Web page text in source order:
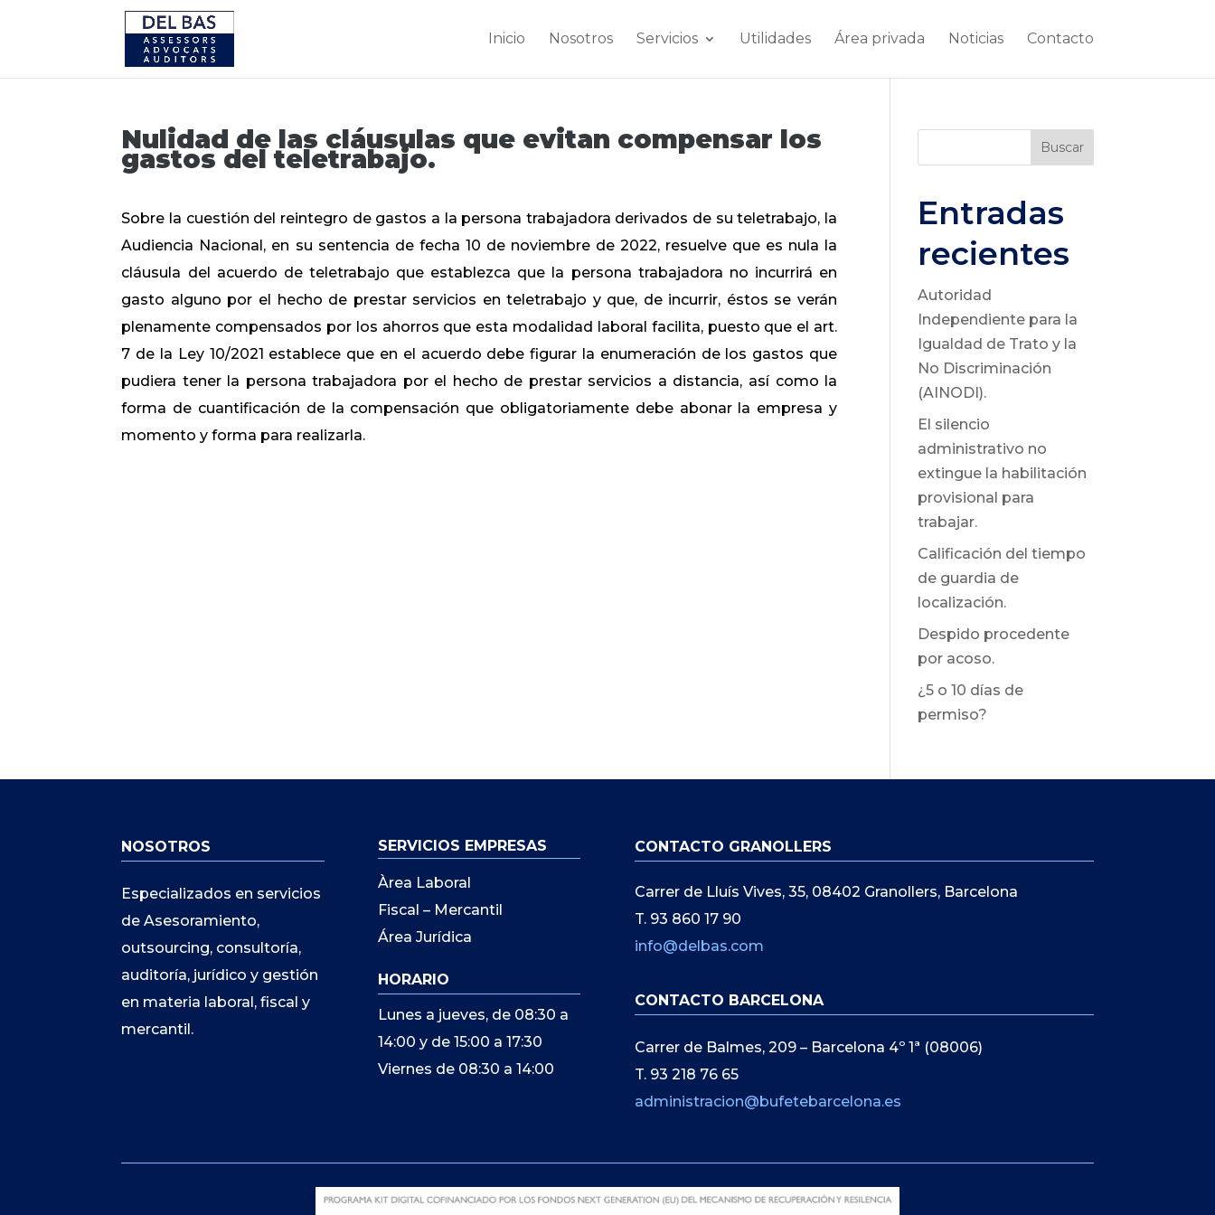
Inicio Nosotros Servicios Utilidades Área privada Noticias Contacto
Nulidad de las cláusulas que evitan compensar los
gastos del teletrabajo.
Sobre la cuestión del reintegro de gastos a la persona trabajadora derivados de su teletrabajo, la
Audiencia Nacional, en su sentencia de fecha 10 de noviembre de 2022, resuelve que es nula la
cláusula del acuerdo de teletrabajo que establezca que la persona trabajadora no incurrirá en
gasto alguno por el hecho de prestar servicios en teletrabajo y que, de incurrir, éstos se verán
plenamente compensados por los ahorros que esta modalidad laboral facilita, puesto que el art.
7 de la Ley 10/2021 establece que en el acuerdo debe figurar la enumeración de los gastos que
pudiera tener la persona trabajadora por el hecho de prestar servicios a distancia, así como la
forma de cuantificación de la compensación que obligatoriamente debe abonar la empresa y
momento y forma para realizarla.
Buscar
Entradas
recientes
Autoridad
Independiente para la
Igualdad de Trato y la
No Discriminación
(AINODI).
El silencio
administrativo no
extingue la habilitación
provisional para
trabajar.
Calificación del tiempo
de guardia de
localización.
Despido procedente
por acoso.
¿5 o 10 días de
permiso?
NOSOTROS
Especializados en servicios
de Asesoramiento,
outsourcing, consultoría,
auditoría, jurídico y gestión
en materia laboral, fiscal y
mercantil.
SERVICIOS EMPRESAS
Àrea Laboral
Fiscal – Mercantil
Área Jurídica
HORARIO
Lunes a jueves, de 08:30 a
14:00 y de 15:00 a 17:30
Viernes de 08:30 a 14:00
CONTACTO GRANOLLERS
Carrer de Lluís Vives, 35, 08402 Granollers, Barcelona
T. 93 860 17 90
info@delbas.com
CONTACTO BARCELONA
Carrer de Balmes, 209 – Barcelona 4º 1ª (08006)
T. 93 218 76 65
administracion@bufetebarcelona.es